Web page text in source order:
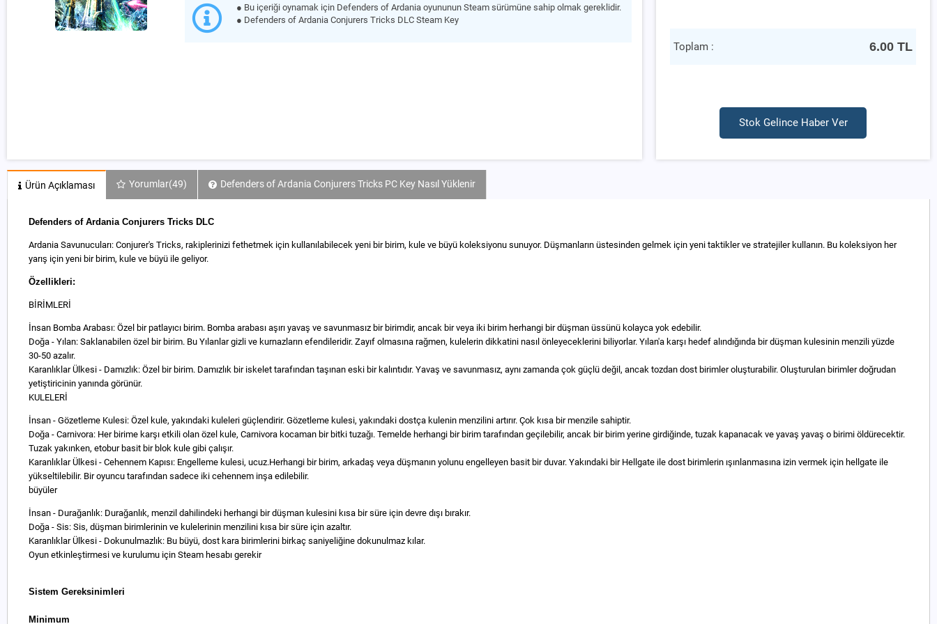
● Bu içeriği oynamak için Defenders of Ardania oyununun Steam sürümüne sahip olmak gereklidir.
● Defenders of Ardania Conjurers Tricks DLC Steam Key
Toplam : 6.00 TL
Stok Gelince Haber Ver
Ürün Açıklaması Yorumlar(49) Defenders of Ardania Conjurers Tricks PC Key Nasıl Yüklenir
Defenders of Ardania Conjurers Tricks DLC
Ardania Savunucuları: Conjurer's Tricks, rakiplerinizi fethetmek için kullanılabilecek yeni bir birim, kule ve büyü koleksiyonu sunuyor. Düşmanların üstesinden gelmek için yeni taktikler ve stratejiler kullanın. Bu koleksiyon her
yarış için yeni bir birim, kule ve büyü ile geliyor.
Özellikleri:
BİRİMLERİ
İnsan Bomba Arabası: Özel bir patlayıcı birim. Bomba arabası aşırı yavaş ve savunmasız bir birimdir, ancak bir veya iki birim herhangi bir düşman üssünü kolayca yok edebilir.
Doğa - Yılan: Saklanabilen özel bir birim. Bu Yılanlar gizli ve kurnazların efendileridir. Zayıf olmasına rağmen, kulelerin dikkatini nasıl önleyeceklerini biliyorlar. Yılan'a karşı hedef alındığında bir düşman kulesinin menzili yüzde
30-50 azalır.
Karanlıklar Ülkesi - Damızlık: Özel bir birim. Damızlık bir iskelet tarafından taşınan eski bir kalıntıdır. Yavaş ve savunmasız, aynı zamanda çok güçlü değil, ancak tozdan dost birimler oluşturabilir. Oluşturulan birimler doğrudan
yetiştiricinin yanında görünür.
KULELERİ
İnsan - Gözetleme Kulesi: Özel kule, yakındaki kuleleri güçlendirir. Gözetleme kulesi, yakındaki dostça kulenin menzilini artırır. Çok kısa bir menzile sahiptir.
Doğa - Carnivora: Her birime karşı etkili olan özel kule, Carnivora kocaman bir bitki tuzağı. Temelde herhangi bir birim tarafından geçilebilir, ancak bir birim yerine girdiğinde, tuzak kapanacak ve yavaş yavaş o birimi öldürecektir.
Tuzak yakınken, etobur basit bir blok kule gibi çalışır.
Karanlıklar Ülkesi - Cehennem Kapısı: Engelleme kulesi, ucuz.Herhangi bir birim, arkadaş veya düşmanın yolunu engelleyen basit bir duvar. Yakındaki bir Hellgate ile dost birimlerin ışınlanmasına izin vermek için hellgate ile
yükseltilebilir. Bir oyuncu tarafından sadece iki cehennem inşa edilebilir.
büyüler
İnsan - Durağanlık: Durağanlık, menzil dahilindeki herhangi bir düşman kulesini kısa bir süre için devre dışı bırakır.
Doğa - Sis: Sis, düşman birimlerinin ve kulelerinin menzilini kısa bir süre için azaltır.
Karanlıklar Ülkesi - Dokunulmazlık: Bu büyü, dost kara birimlerini birkaç saniyeliğine dokunulmaz kılar.
Oyun etkinleştirmesi ve kurulumu için Steam hesabı gerekir
Sistem Gereksinimleri
Minimum